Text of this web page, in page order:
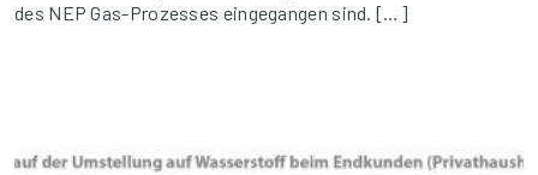
des NEP Gas-Prozesses eingegangen sind. […]